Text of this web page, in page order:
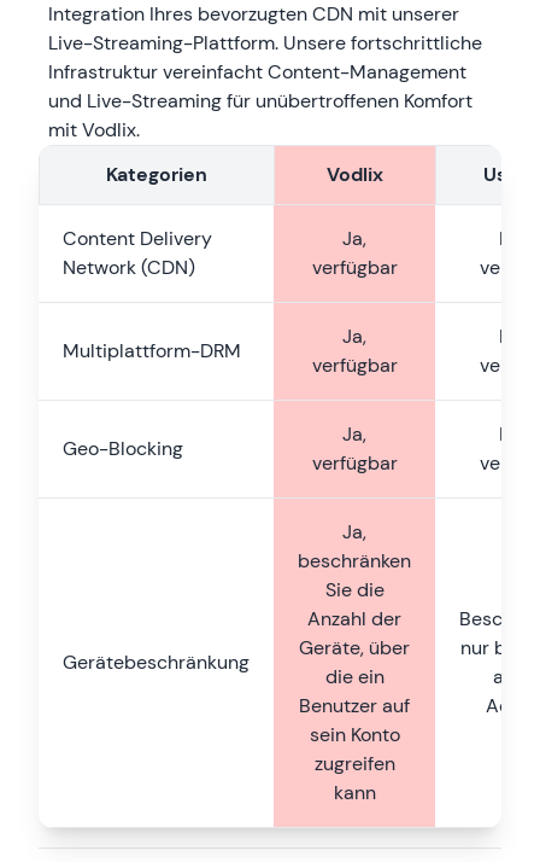
Integration Ihres bevorzugten CDN mit unserer
Live-Streaming-Plattform. Unsere fortschrittliche
Infrastruktur vereinfacht Content-Management
und Live-Streaming für unübertroffenen Komfort
mit Vodlix.
Kategorien
Vodlix
Content Delivery
Network (CDN)
Ja,
verfügbar
Multiplattform-DRM
Ja,
verfügbar
Geo-Blocking
Ja,
verfügbar
Gerätebeschränkung
Ja,
beschränken
Sie die
Anzahl der
Geräte, über
die ein
Benutzer auf
sein Konto
zugreifen
kann
nur
auf